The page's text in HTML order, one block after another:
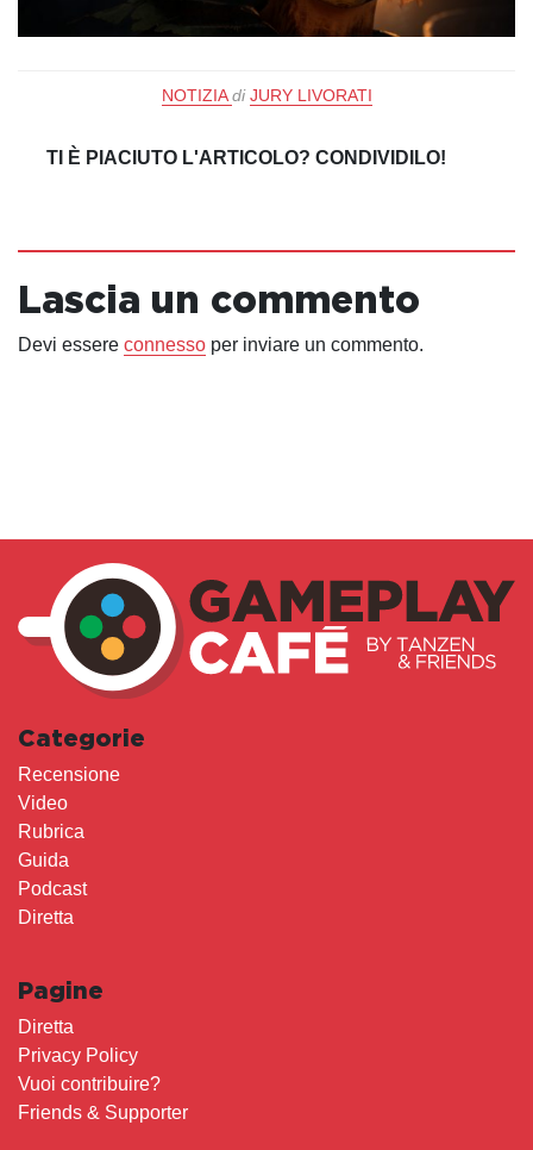
NOTIZIA di JURY LIVORATI
TI È PIACIUTO L'ARTICOLO? CONDIVIDILO!
Lascia un commento
Devi essere connesso per inviare un commento.
Categorie
Recensione
Video
Rubrica
Guida
Podcast
Diretta
Pagine
Diretta
Privacy Policy
Vuoi contribuire?
Friends & Supporter